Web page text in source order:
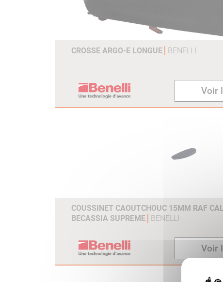
CROSSE ARGO-E LONGUE BENELLI
Voir
COUSSINET CAOUTCHOUC 15MM RAF
BECASSIA SUPREME
BENELLI
Voir